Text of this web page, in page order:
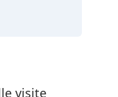
visite